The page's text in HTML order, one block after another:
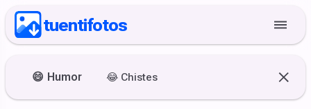
tuentifotos
😄 Humor 😂 Chistes